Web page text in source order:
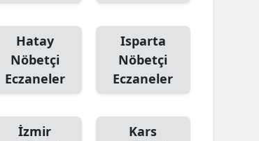
Hatay
Nöbetçi
Eczaneler
Isparta
Nöbetçi
Eczaneler
İzmir
Kars